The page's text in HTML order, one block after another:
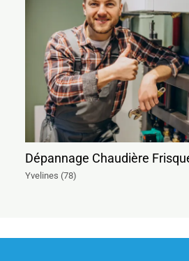
Dépannage Chaudière
Yvelines (78)